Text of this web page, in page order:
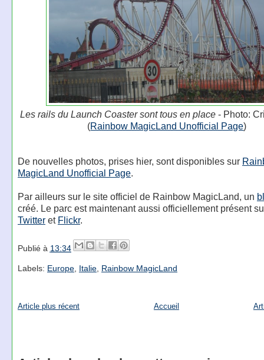
Les rails du Launch Coaster sont tous en place- Photo:
(Rainbow MagicLand Unofficial Page)
De nouvelles photos, prises hier, sont disponibles sur
MagicLand Unofficial Page.
Par ailleurs sur le site officiel de Rainbow MagicLand, un
créé. Le parc est maintenant aussi officiellement présent
Twitteret Flickr.
Publié à 13:34
Labels: Europe, Italie, Rainbow MagicLand
Article plus récent Accueil